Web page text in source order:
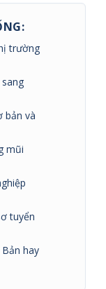
trường
bản và
mũi
tuyển
hay